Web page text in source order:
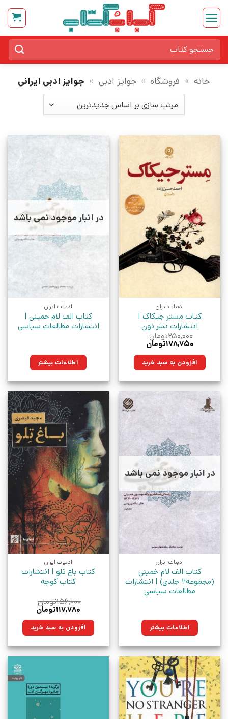
Skip
content
برای:
خانه » فروشگاه » جوایز ادبی » جوایز ادبی ایرانی
ادبیات ایران
کتاب مستر جیکاک |
انتشارات نشر نون
۲۵۰,۰۰۰تومان
قیمت
۲۵۰,۰۰۰تومان
بود.
۱۷۸,۷۵۰تومان
۱۷۸,۷۵۰تومان.افزودن به سبد خرید
در انبار موجود نمی باشد
ادبیات ایران
کتاب الف لام خمینی |
انتشارات مطالعات سیاسی
اطلاعات بیشتر
در انبار موجود نمی باشد
ادبیات ایران
کتاب الف لام خمینی
(مجموعه2 جلدی) | انتشارات
مطالعات سیاسی
اطلاعات بیشتر
ادبیات ایران
کتاب باغ تلو | انتشارات
کتاب کوچه
۱۵۶,۰۰۰تومان
قیمت
۱۵۶,۰۰۰تومان
بود.
۱۱۷,۷۸۰تومان
۱۱۷,۷۸۰تومان.افزودن به سبد خرید